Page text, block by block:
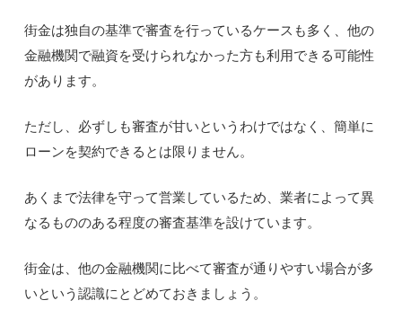
街金は独自の基準で審査を行っているケースも多く、他の
金融機関で融資を受けられなかった方も利用できる可能性
があります。
ただし、必ずしも審査が甘いというわけではなく、簡単に
ローンを契約できるとは限りません。
あくまで法律を守って営業しているため、業者によって異
なるもののある程度の審査基準を設けています。
街金は、他の金融機関に比べて審査が通りやすい場合が多
いという認識にとどめておきましょう。